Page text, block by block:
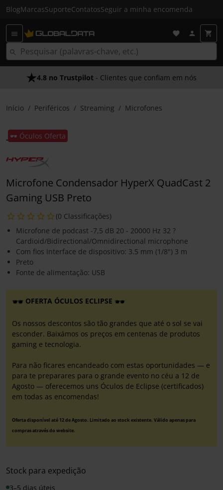
BlogMarcasSuporteContatosSeguir a minha encomenda
4.8 no Trustpilot - Clientes que confiam em nós
Início Periféricos Streaming Microfones
🕶️ Óculos Oferta
Microfone Condensador HyperX QuadCast 2
Gaming USB Preto
(0 Classificações)
Microfone de podcast -7,5 dB 20 - 20000 Hz 32 ?
Cardioid/Bidirectional/Omnidirectional microphone
Com fios Interface de dispositivo: 3.5 mm (1/8") 3 m
Preto
Fonte de alimentação: USB
OFERTA ÓCULOS ECLIPSE
Os nossos descontos são tão grandes que até o sol se vai
esconder. Baixámos os preços em centenas de produtos
gaming e tecnologia.
Para não ficares encandeado com estas oportunidades — e
para te preparares para o grande evento no céu a 12 de
Agosto — oferecemos uns Óculos de Eclipse (certificados)
em todas as encomendas!
Oferta disponível até 12 de Agosto. Limitado ao stock existente. Válido apenas para
compras através do website.
Stock para expedição
3–5 dias úteis